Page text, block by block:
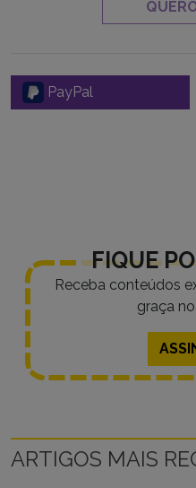
PayPal
FIQUE
Receba conteúdos
graça
ARTIGOS MAIS